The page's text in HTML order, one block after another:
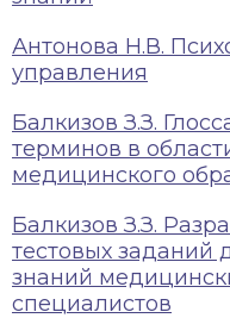
Антонова Н.В.
управления
Балкизов З.З.
терминов в
медицинского
Балкизов З.З.
тестовых заданий
знаний
специалистов